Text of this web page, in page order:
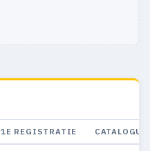
1E REGISTRATIE